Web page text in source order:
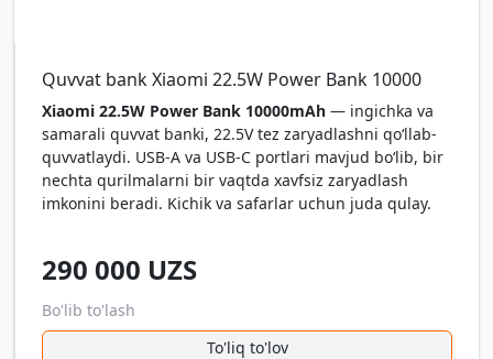
Quvvat bank Xiaomi 22.5W Power Bank 10000
Xiaomi 22.5W Power Bank 10000mAh — ingichka va
samarali quvvat banki, 22.5V tez zaryadlashni qo‘llab-
quvvatlaydi. USB-A va USB-C portlari mavjud bo‘lib, bir
nechta qurilmalarni bir vaqtda xavfsiz zaryadlash
imkonini beradi. Kichik va safarlar uchun juda qulay.
290 000 UZS
Bo'lib to'lash
To'liq to'lov